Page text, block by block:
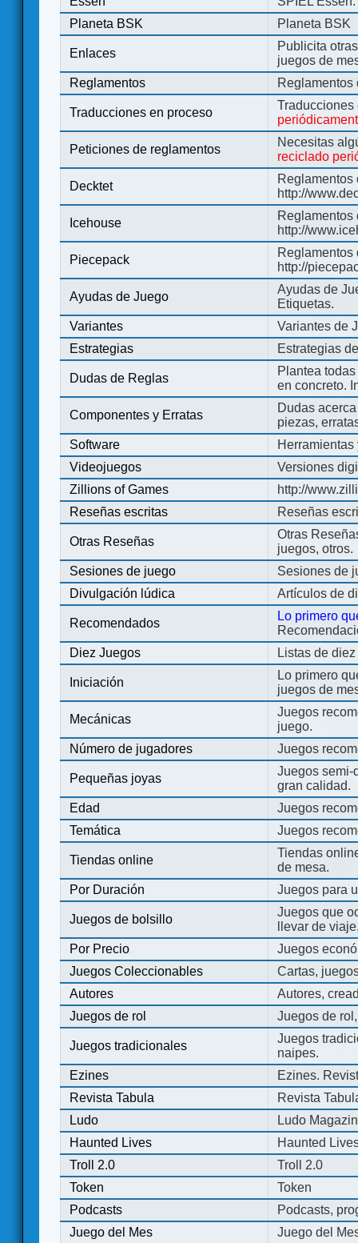
Planeta BSK
Planeta BSK
Enlaces
Publicita
juegos de
Reglamentos
Reglamentos
Traducciones en proceso
Peticiones de reglamentos
Necesitas
reciclado
Decktet
Reglamentos
http://
Icehouse
Reglamentos
http://
Piecepack
Reglamentos
http://
Ayudas de Juego
Ayudas de
Etiquetas.
Variantes
Variantes de
Estrategias
Estrategias
Dudas de Reglas
Plantea
en concreto.
Componentes y Erratas
Dudas
piezas,
Software
Videojuegos
Versiones
Zillions of Games
http://
Reseñas escritas
Reseñas
Otras Reseñas
Otras
juegos, otros.
Sesiones de juego
Sesiones de
Divulgación lúdica
Artículos de
Recomendados
Lo primero
Diez Juegos
Listas de
Iniciación
Lo primero
juegos de
Mecánicas
Juegos
juego.
Número de jugadores
Juegos
Pequeñas joyas
Juegos semi-
gran calidad.
Edad
Juegos
Temática
Juegos
Tiendas online
Tiendas
de mesa.
Por Duración
Juegos para
Juegos de bolsillo
Juegos que
llevar de
Por Precio
Juegos
Juegos Coleccionables
Cartas,
Autores
Autores,
Juegos de rol
Juegos de
Juegos tradicionales
Juegos
naipes.
Ezines
Ezines.
Revista Tabula
Revista
Ludo
Ludo
Haunted Lives
Haunted
Troll 2.0
Troll 2.0
Token
Token
Podcasts
Podcasts,
Juego del Mes
Juego del